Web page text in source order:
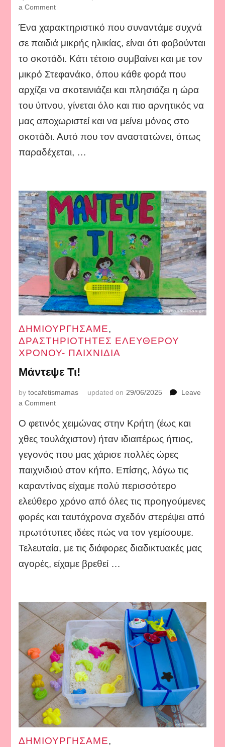
a Commenton
σκιών.
Ένα χαρακτηριστικό που συναντάμε συχνά
σε παιδιά μικρής ηλικίας, είναι ότι φοβούνται
το σκοτάδι. Κάτι τέτοιο συμβαίνει και με τον
μικρό Στεφανάκο, όπου κάθε φορά που
αρχίζει να σκοτεινιάζει και πλησιάζει η ώρα
του ύπνου, γίνεται όλο και πιο αρνητικός να
μας αποχωριστεί και να μείνει μόνος στο
σκοτάδι. Αυτό που τον αναστατώνει, όπως
παραδέχεται, …
ΔΗΜΙΟΥΡΓΗΣΑΜΕ,
ΔΡΑΣΤΗΡΙΟΤΗΤΕΣ ΕΛΕΥΘΕΡΟΥ
ΧΡΟΝΟΥ- ΠΑΙΧΝΙΔΙΑ
Μάντεψε Τι!
bytocafetismamas updated on 29/06/2025
Leave
a Commenton
Τι!
Ο φετινός χειμώνας στην Κρήτη (έως και
χθες τουλάχιστον) ήταν ιδιαιτέρως ήπιος,
γεγονός που μας χάρισε πολλές ώρες
παιχνιδιού στον κήπο. Επίσης, λόγω τις
καραντίνας είχαμε πολύ περισσότερο
ελεύθερο χρόνο από όλες τις προηγούμενες
φορές και ταυτόχρονα σχεδόν στερέψει από
πρωτότυπες ιδέες πώς να τον γεμίσουμε.
Τελευταία, με τις διάφορες διαδικτυακές μας
αγορές, είχαμε βρεθεί …
ΔΗΜΙΟΥΡΓΗΣΑΜΕ,